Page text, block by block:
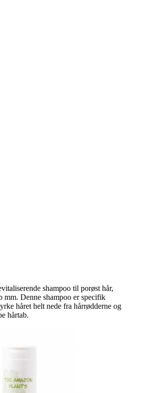
shampoo til porøst hår,
mm. Denne shampoo er specifik
håret helt nede fra hårrødderne og
hårtab.